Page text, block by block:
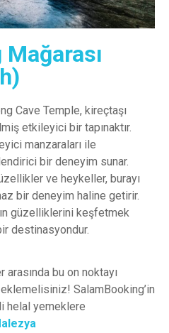
Cave Temple, kireçtaşı
etkileyici bir tapınaktır.
manzaraları ile
bir deneyim sunar.
ve heykeller, burayı
bir deneyim haline getirir.
güzelliklerini keşfetmek
destinasyondur.
bu on noktayı
SalamBooking’in
helal yemeklere